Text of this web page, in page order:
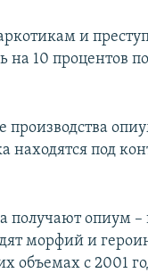
и
на 10 процентов
производства
под
опиум –
морфий и
объемах с 2001